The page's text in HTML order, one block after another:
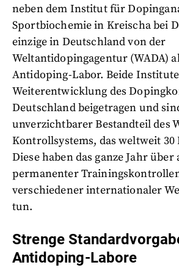
neben dem Institut für
Sportbiochemie in Kreischa bei
einzige in Deutschland von der
Weltantidopingagentur (WADA)
Antidoping-Labor. Beide
Weiterentwicklung des
Deutschland beigetragen und
unverzichtbarer Bestandteil des
Kontrollsystems, das weltweit 30
Diese haben das ganze Jahr
permanenter
verschiedener internationaler
tun.
Strenge
Antidoping-Labore